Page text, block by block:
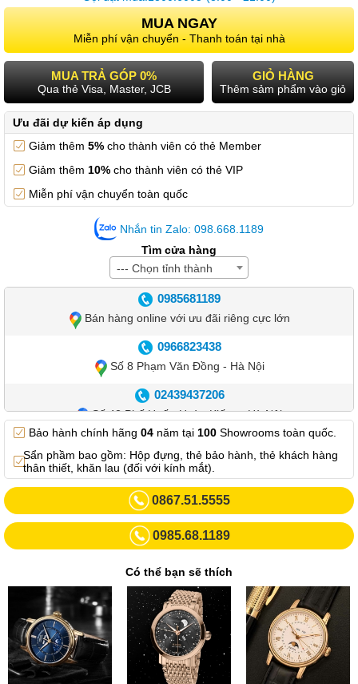
MUA NGAY
Miễn phí vận chuyển - Thanh toán tại nhà
MUA TRẢ GÓP 0%
Qua thẻ Visa, Master, JCB
GIỎ HÀNG
Thêm sảm phẩm vào giỏ
Ưu đãi dự kiến áp dụng
Giảm thêm 5% cho thành viên có thẻ Member
Giảm thêm 10% cho thành viên có thẻ VIP
Miễn phí vận chuyển toàn quốc
Nhắn tin Zalo: 098.668.1189
Tìm cửa hàng
--- Chọn tỉnh thành
0985681189
Bán hàng online với ưu đãi riêng cực lớn
0966823438
Số 8 Phạm Văn Đồng - Hà Nội
02439437206
Số 42 Phố Huế - Hoàn Kiếm – Hà Nội
0982.769.887
Showroom 3: Số 87 Trương Định - Hai Bà Trưng - Hà Nội.
0969102552
Số 55 Trần Đăng Ninh – Cầu Giấy – Hà Nội
0963264832
02437836542
Số 8 Trần Duy Hưng - Cầu Giấy - Hà Nội
02432232319
Số 413 Quang Trung - Hà Đông - Hà Nội
Bảo hành chính hãng 04 năm tại 100 Showrooms toàn quốc.
Sẩn phầm bao gồm: Hộp đựng, thẻ bảo hành, thẻ khách hàng
thân thiết, khăn lau (đối với kính mắt).
0867.51.5555
0985.68.1189
Có thể bạn sẽ thích